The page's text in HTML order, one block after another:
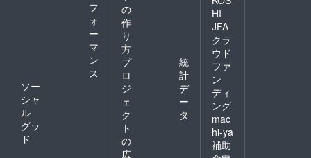
フ
ォ
ー
マ
ン
ス
ソー
シャ
ル
グッ
ド
の
作
り
方
プ
ロ
ジ
ェ
ク
ト
の
広
統
計
デ
ー
タ
HI
JFA
クラ
ウド
ファ
ン
ディ
ング
mac
hi-ya
補助